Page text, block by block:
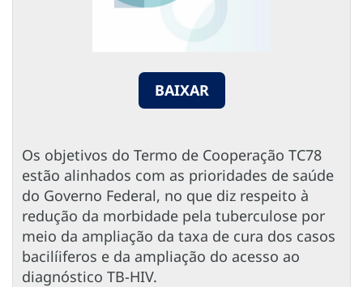
BAIXAR
Os objetivos do Termo de Cooperação TC78
estão alinhados com as prioridades de saúde
do Governo Federal, no que diz respeito à
redução da morbidade pela tuberculose por
meio da ampliação da taxa de cura dos casos
bacilíiferos e da ampliação do acesso ao
diagnóstico TB-HIV.